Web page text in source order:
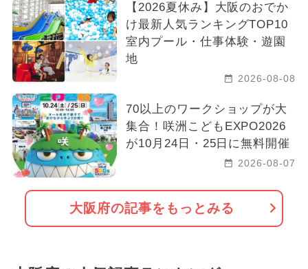
【2026夏休み】大阪のおでか
け最新人気ランキングTOP10
室内プール・仕事体験・遊園
地
2026-08-08
70以上のワークショップが大
集合！咲洲こどもEXPO2026
が10月24日・25日に無料開催
2026-08-07
大阪府の記事をもっとみる